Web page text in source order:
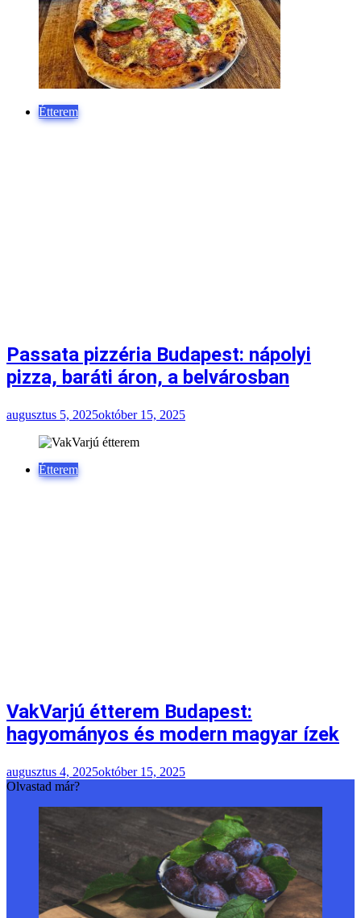
Étterem
Passata pizzéria Budapest: nápolyi
pizza, baráti áron, a belvárosban
augusztus 5, 2025október 15, 2025
Étterem
VakVarjú étterem Budapest:
hagyományos és modern magyar ízek
augusztus 4, 2025október 15, 2025
Olvastad már?